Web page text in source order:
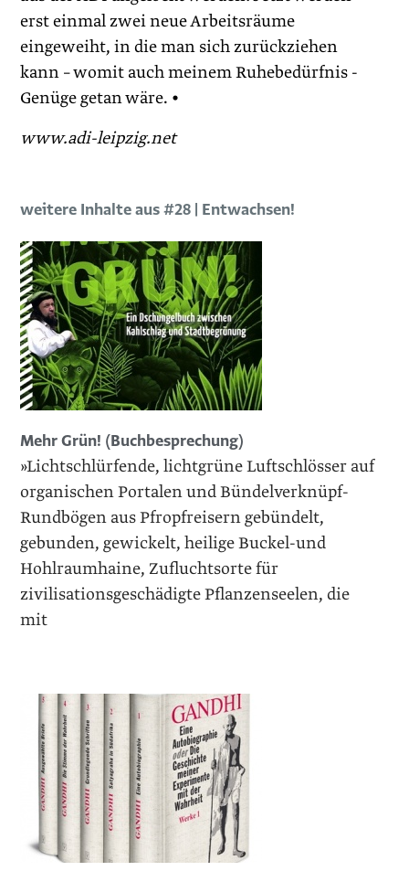
erst einmal zwei neue Arbeitsräume
eingeweiht, in die man sich zurückziehen
kann – womit auch meinem Ruhebedürfnis ­
Genüge getan wäre. • ­
www.adi-leipzig.net
weitere Inhalte aus #28 | Entwachsen!
Mehr Grün! (Buchbesprechung)
»Lichtschlürfende, lichtgrüne Luftschlösser auf
organischen Portalen und Bündelverknüpf-
Rundbögen aus Pfropfreisern gebündelt,
gebunden, gewickelt, heilige Buckel-und
Hohlraumhaine, Zufluchtsorte für
zivilisationsgeschädigte Pflanzenseelen, die
mit